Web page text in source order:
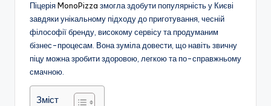
ПіцеріяMonoPizza змогла здобути популярність у Києві
завдяки унікальному підходу до приготування, чесній
філософії бренду, високому сервісу та продуманим
бізнес-процесам. Вона зуміла довести, що навіть звичну
піцу можна зробити здоровою, легкою та по-справжньому
смачною.
Зміст